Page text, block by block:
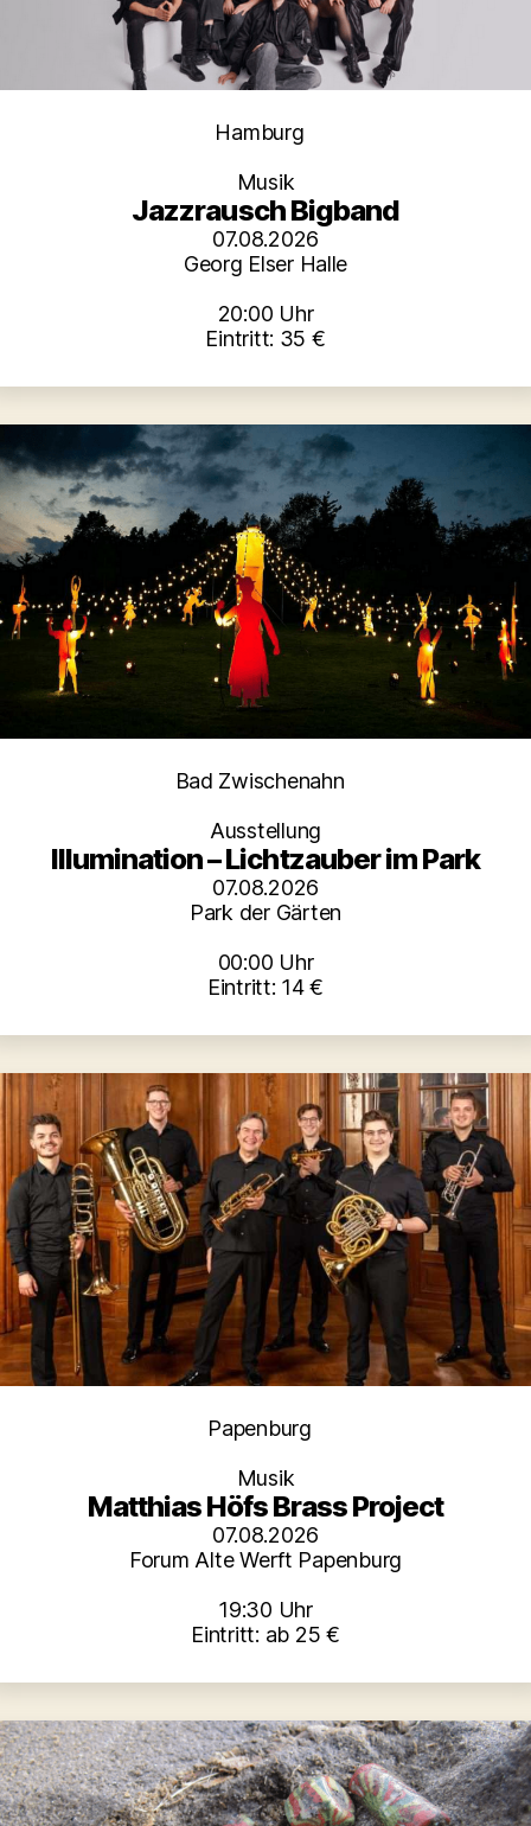
Kategorien
Hamburg
Musik
Jazzrausch Bigband
07.08.2026
Georg Elser Halle
20:00 Uhr
Eintritt: 35 €
Kategorien
Bad Zwischenahn
Ausstellung
Illumination – Lichtzauber im Park
07.08.2026
Park der Gärten
00:00 Uhr
Eintritt: 14 €
Kategorien
Papenburg
Musik
Matthias Höfs Brass Project
07.08.2026
Forum Alte Werft Papenburg
19:30 Uhr
Eintritt: ab 25 €